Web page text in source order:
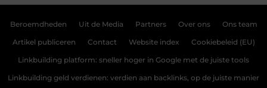
Beroemdheden Uit de Media Partners Over ons Ons team
Artikel publiceren Contact Website index Cookiebeleid (EU)
Linkbuilding platform: sneller hoger in Google met de juiste tools
Linkbuilding geld verdienen: verdien aan backlinks, op de juiste manier